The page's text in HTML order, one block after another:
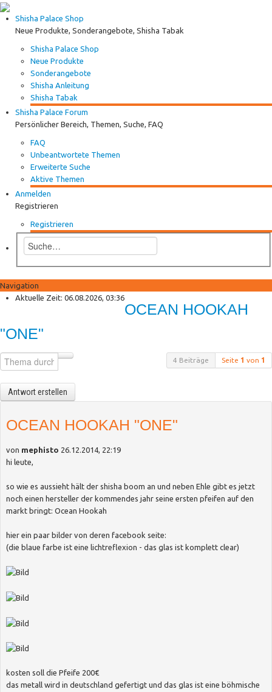
Shisha Palace Shop
Neue Produkte, Sonderangebote, Shisha Tabak
Shisha Palace Shop
Neue Produkte
Sonderangebote
Shisha Anleitung
Shisha Tabak
Shisha Palace Forum
Persönlicher Bereich, Themen, Suche, FAQ
FAQ
Unbeantwortete Themen
Erweiterte Suche
Aktive Themen
Anmelden
Registrieren
Registrieren
Navigation
Anmelden
Neue Produkte
Aktuelle Zeit: 06.08.2026, 03:36
OCEAN HOOKAH
"ONE"
4 Beiträge Seite 1 von 1
Antwort erstellen
OCEAN HOOKAH "ONE"
von mephisto 26.12.2014, 22:19
hi leute,
so wie es aussieht hält der shisha boom an und neben Ehle gibt es jetzt
noch einen hersteller der kommendes jahr seine ersten pfeifen auf den
markt bringt: Ocean Hookah
hier ein paar bilder von deren facebook seite:
(die blaue farbe ist eine lichtreflexion - das glas ist komplett clear)
kosten soll die Pfeife 200€
das metall wird in deutschland gefertigt und das glas ist eine böhmische